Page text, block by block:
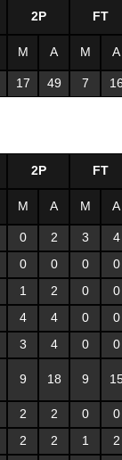
2P FT
M A M A
17 49 7
2P FT
M A M A
0 2 3
4
0 0 0
0
1 2 0
0
4 4 0
0
3 4 0 0
9 18 9
2 2 0
0
2 2 1
2